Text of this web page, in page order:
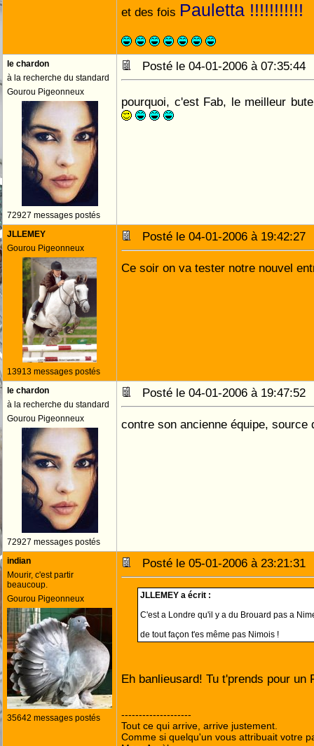
et des fois Pauletta !!!!!!!!!!!
le chardon
à la recherche du standard
Gourou Pigeonneux
72927 messages postés
Posté le 04-01-2006 à
pourquoi, c'est Fab, le meilleur
JLLEMEY
Gourou Pigeonneux
13913 messages postés
Posté le 04-01-2006 à
Ce soir on va tester notre nouvel
le chardon
à la recherche du standard
Gourou Pigeonneux
72927 messages postés
Posté le 04-01-2006 à
contre son ancienne équipe,
indian
Mourir, c'est partir
beaucoup.
Gourou Pigeonneux
35642 messages postés
Posté le 05-01-2006 à
JLLEMEY a écrit :
C'est a Londre qu'il y a du Brouard pas a
de tout façon t'es même pas Nimois !
Eh banlieusard! Tu t'prends pour un
--------------------
Tout ce qui arrive, arrive justement.
Comme si quelqu'un vous attribuait votre